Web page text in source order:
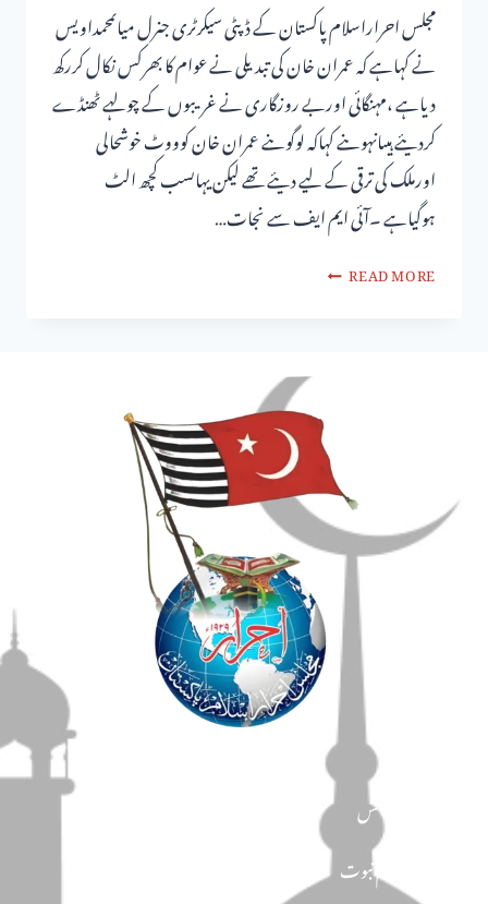
مجلس احراراسلام پاکستان کے ڈپٹی سیکرٹری جنرل میاںمحمداویس
نے کہاہے کہ عمران خان کی تبدیلی نے عوام کا بھرکس نکال کررکھ
دیاہے ،مہنگائی اوربے روزگاری نے غریبوں کے چولہے ٹھنڈے
کردیئے ہیںانہوںنے کہاکہ لوگوںنے عمران خان کوووٹ خوشحالی
اورملک کی ترقی کے لیے دیئے تھے لیکن یہاںسب کچھ الٹ
ہوگیاہے ۔آئی ایم ایف سے نجات…
READ MORE
دین و دانش
تحفظ ختم نبوت